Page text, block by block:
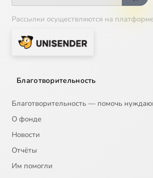
Рассылки осуществляются на платформе
Благотворительность
Благотворительность — помочь
О фонде
Новости
Отчёты
Им помогли